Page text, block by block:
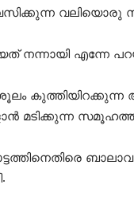
വലിയൊരു
നന്നായി എന്നേ
മടിക്കുന്ന